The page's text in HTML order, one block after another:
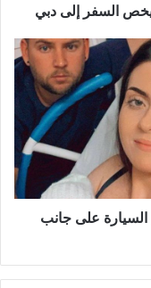
يخص السفر إلى دبي
على جانب